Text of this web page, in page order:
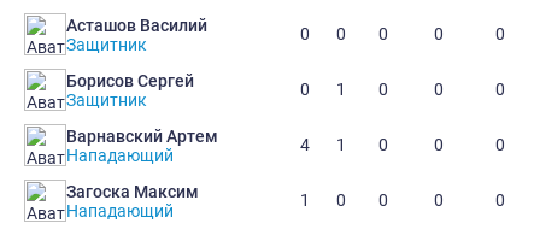
Асташов Василий
Защитник
0 0 0 0 0
Борисов Сергей
Защитник
0 1 0 0 0
Варнавский Артем
Нападающий
4 1 0 0 0
Загоска Максим
Нападающий
1 0 0 0 0